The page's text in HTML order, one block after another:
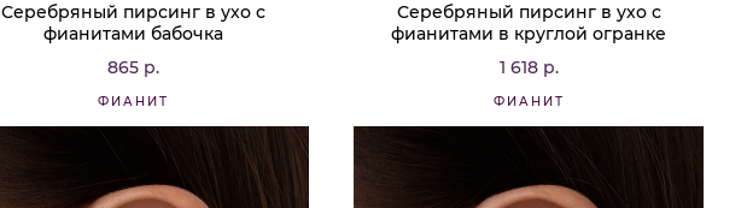
Серебряный пирсинг в ухо с
фианитами бабочка
865 р.
ФИАНИТ
Серебряный пирсинг в ухо с
фианитами в круглой огранке
1 618 р.
ФИАНИТ